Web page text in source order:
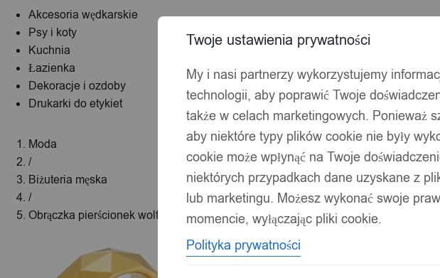
Akcesoria wędkarskie
Psy i koty
Kuchnia
Łazienka
Dekoracje i ozdoby
Drukarki do etykiet
Moda
/
Biżuteria męska
/
Obrączka pierścionek wolfram biżuteria wolfring złota eu25 us11
Twoje ustawienia prywatności
My i nasi partnerzy wykorzystujemy
technologii, aby poprawić Twoje
także w celach marketingowych. Ponieważ
aby niektóre typy plików cookie nie były
cookie może wpłynąć na Twoje
niektórych przypadkach dane uzyskane z
lub marketingu. Możesz wykonać swoje
momencie, wyłączając pliki cookie.
Polityka prywatności